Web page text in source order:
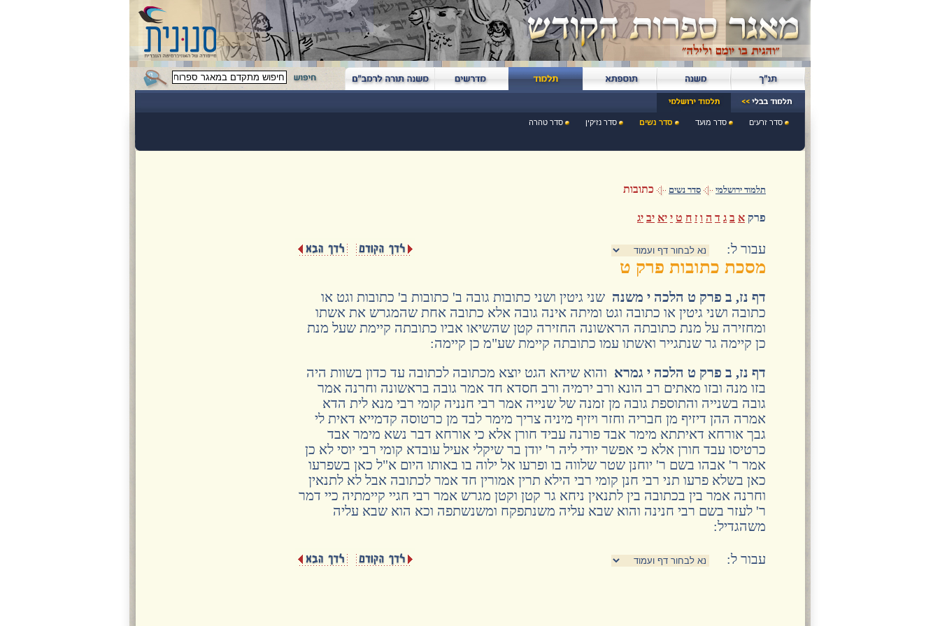
סדר זרעים סדר מועד סדר נשים סדר נזיקין סדר טהרה
תלמוד ירושלמי סדר נשים כתובות
פרק א ב ג ד ה ו ז ח ט י יא יב יג
:עבור ל
מסכת כתובות פרק ט
דף נז, ב פרק ט הלכה י משנה שני גיטין ושני כתובות גובה ב' כתובות ב' כתובות וגט או
כתובה ושני גיטין או כתובה וגט ומיתה אינה גובה אלא כתובה אחת שהמגרש את אשתו
ומחזירה על מנת כתובתה הראשונה החזירה קטן שהשיאו אביו כתובתה קיימת שעל מנת
כן קיימה גר שנתגייר ואשתו עמו כתובתה קיימת שע"מ כן קיימה:
דף נז, ב פרק ט הלכה י גמרא והוא שיהא הגט יוצא מכתובה לכתובה עד כדון בשוות היה
בזו מנה ובזו מאתים רב הונא ורב ירמיה ורב חסדא חד אמר גובה בראשונה וחרנה אמר
גובה בשנייה והתוספת גובה מן זמנה של שנייה אמר רבי חנניה קומי רבי מנא לית הדא
אמרה ההן דיזיף מן חבריה וחזר ויזיף מיניה צריך מימר לבד מן כרטוסה קדמייא דאית לי
גבך אורחא דאיתתא מימר אבד פורנה עביד חורן אלא כי אורחא דבר נשא מימר אבד
כרטיסו עבד חורן אלא כי אפשר יודי ליה ר' יודן בר שיקלי אעיל עובדא קומי רבי יוסי לא כן
אמר ר' אבהו בשם ר' יוחנן שטר שלווה בו ופרעו אל ילוה בו באותו היום א"ל כאן בשפרעו
כאן בשלא פרעו תני רבי חנן קומי רבי הילא תרין אמורין חד אמר לכתובה אבל לא לתנאין
וחרנה אמר בין בכתובה בין לתנאין ניחא גר קטן וקטן מגרש אמר רבי חגיי קיימתיה כיי דמר
ר' לעזר בשם רבי חנינה והוא שבא עליה משנתפקח ומשנשתפה וכא הוא שבא עליה
משהגדיל:
:עבור ל